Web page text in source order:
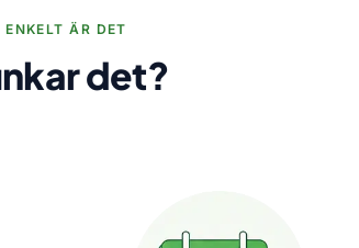
ÄR DET
det?